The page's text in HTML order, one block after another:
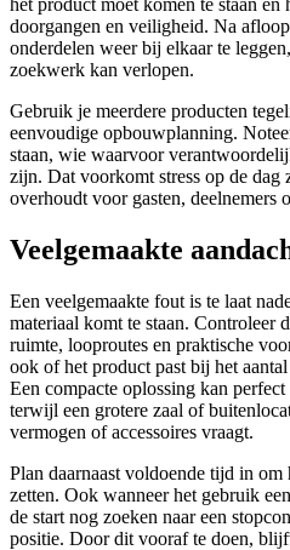
het product moet komen te staan en
doorgangen en veiligheid. Na
onderdelen weer bij elkaar te
zoekwerk kan verlopen.
Gebruik je meerdere producten
eenvoudige opbouwplanning.
staan, wie waarvoor
zijn. Dat voorkomt stress op de dag
overhoudt voor gasten, deelnemers
Veelgemaakte
Een veelgemaakte fout is te laat
materiaal komt te staan. Controleer
ruimte, looproutes en praktische
ook of het product past bij het
Een compacte oplossing kan
terwijl een grotere zaal of
vermogen of accessoires vraagt.
Plan daarnaast voldoende tijd in
zetten. Ook wanneer het gebruik
de start nog zoeken naar een
positie. Door dit vooraf te doen,